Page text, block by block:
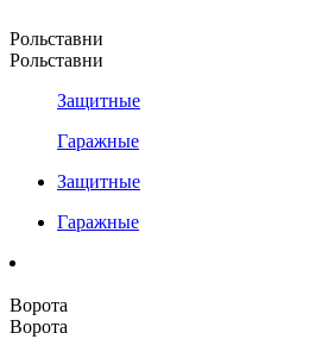
Рольставни
Рольставни
Защитные
Гаражные
Защитные
Гаражные
Ворота
Ворота